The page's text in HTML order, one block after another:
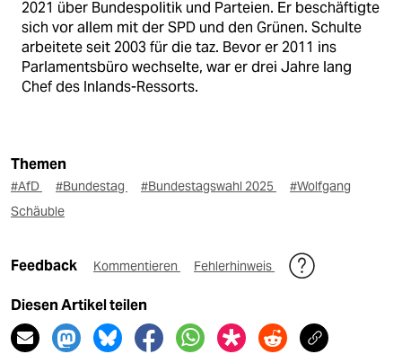
2021 über Bundespolitik und Parteien. Er beschäftigte
sich vor allem mit der SPD und den Grünen. Schulte
arbeitete seit 2003 für die taz. Bevor er 2011 ins
Parlamentsbüro wechselte, war er drei Jahre lang
Chef des Inlands-Ressorts.
Themen
#AfD #Bundestag #Bundestagswahl 2025
#Wolfgang
Schäuble
Feedback Kommentieren Fehlerhinweis
Diesen Artikel teilen